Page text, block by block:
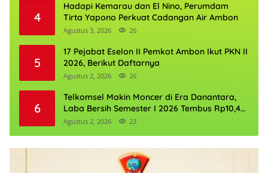
4
Hadapi Kemarau dan El Nino, Perumdam
Tirta Yapono Perkuat Cadangan Air Ambon
Agustus 3, 2026 26
5
17 Pejabat Eselon II Pemkot Ambon Ikut PKN II
2026, Berikut Daftarnya
Agustus 2, 2026 26
6
Telkomsel Makin Moncer di Era Danantara,
Laba Bersih Semester I 2026 Tembus Rp10,4
Triliun
Agustus 2, 2026 23